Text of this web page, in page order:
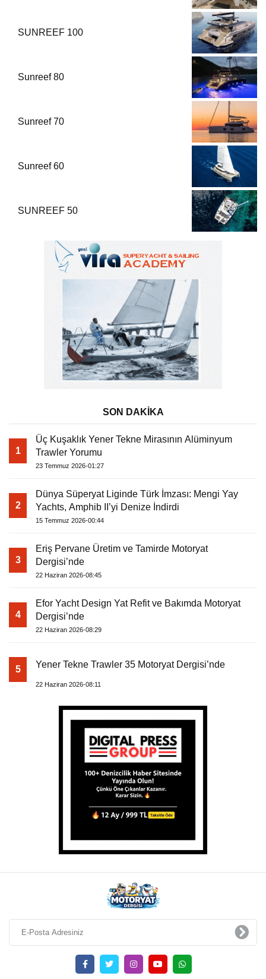
SUNREEF 100
Sunreef 80
Sunreef 70
Sunreef 60
SUNREEF 50
SON DAKİKA
1
Üç Kuşaklık Yener Tekne Mirasının Alüminyum
Trawler Yorumu
23 Temmuz 2026-01:27
2
Dünya Süperyat Liginde Türk İmzası: Mengi Yay
Yachts, Amphib II’yi Denize İndirdi
15 Temmuz 2026-00:44
3
Eriş Pervane Üretim ve Tamirde Motoryat
Dergisi’nde
22 Haziran 2026-08:45
4
Efor Yacht Design Yat Refit ve Bakımda Motoryat
Dergisi’nde
22 Haziran 2026-08:29
5 Yener Tekne Trawler 35 Motoryat Dergisi’nde
22 Haziran 2026-08:11